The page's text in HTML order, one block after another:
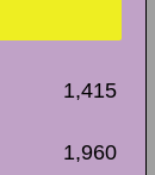
1,415
1,960